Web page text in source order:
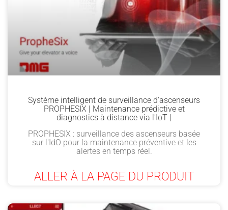
Système intelligent de surveillance d'ascenseurs
PROPHESIX | Maintenance prédictive et
diagnostics à distance via l'IoT |
PROPHESIX : surveillance des ascenseurs basée
sur l'IdO pour la maintenance préventive et les
alertes en temps réel.
ALLER À LA PAGE DU PRODUIT